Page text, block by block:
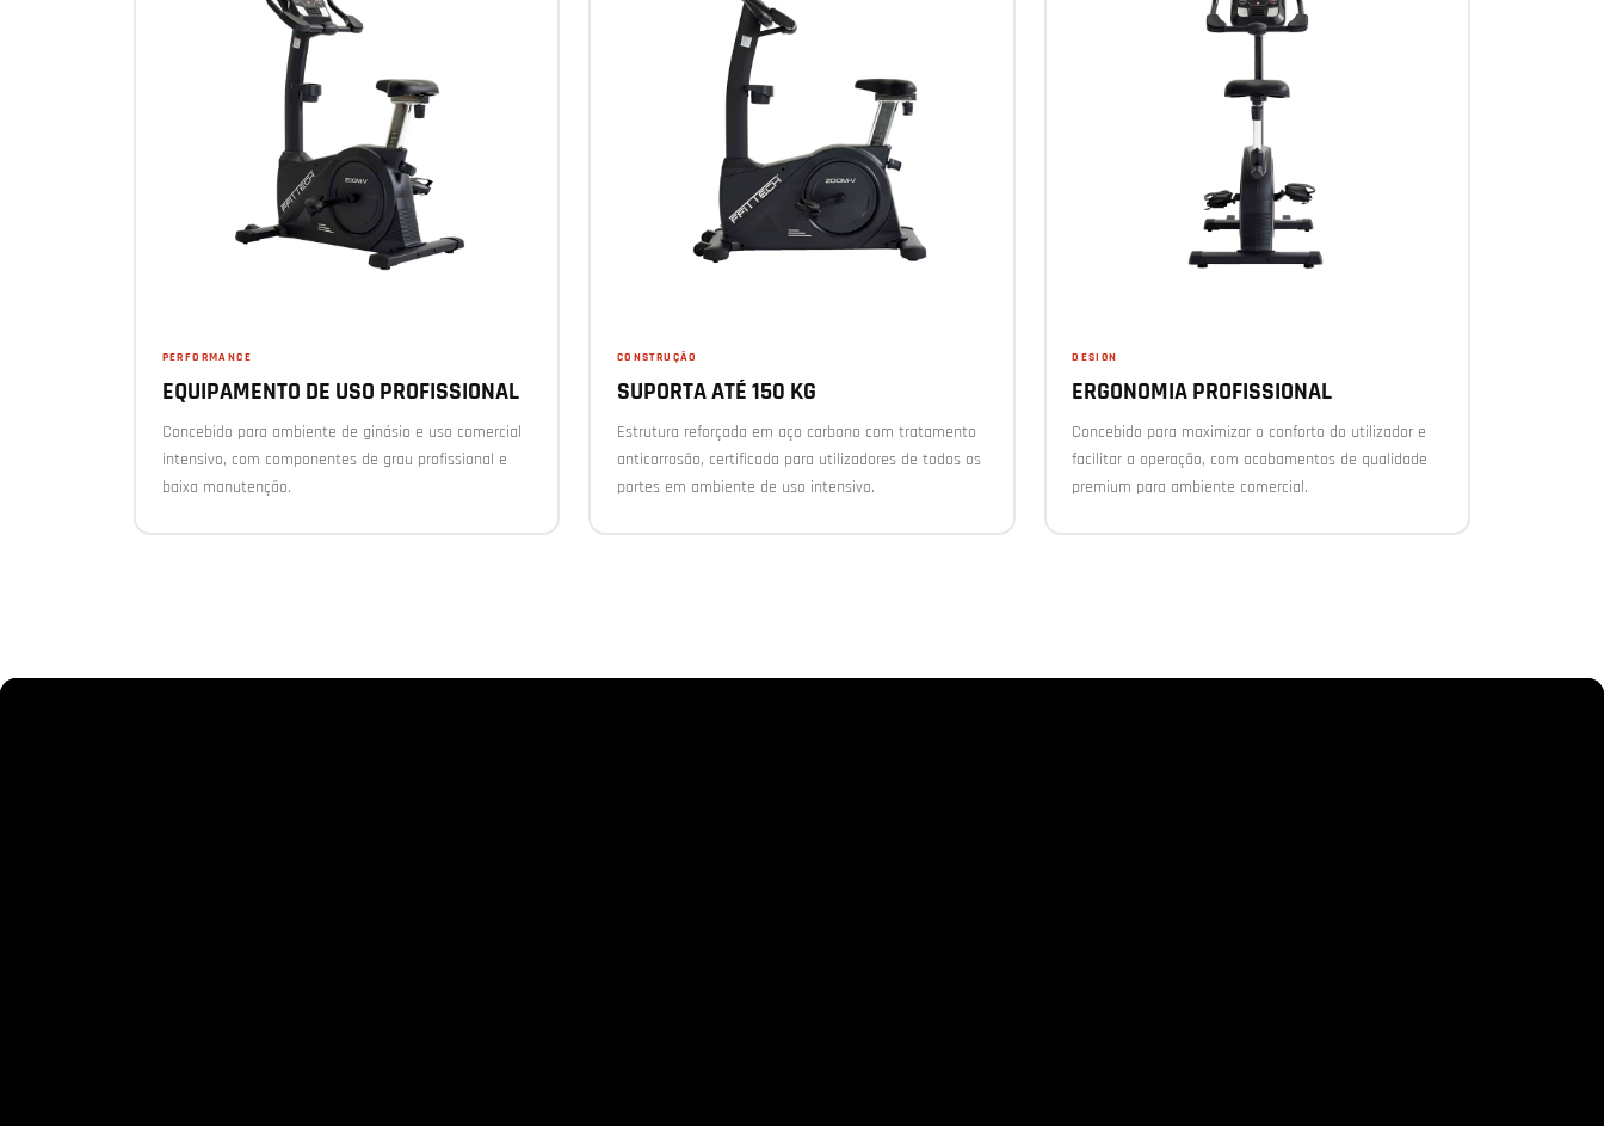
PERFORMANCE
EQUIPAMENTO DE USO PROFISSIONAL
Concebido para ambiente de ginásio e uso comercial
intensivo, com componentes de grau profissional e
baixa manutenção.
CONSTRUÇÃO
SUPORTA ATÉ 150 KG
Estrutura reforçada em aço carbono com tratamento
anticorrosão, certificada para utilizadores de todos os
portes em ambiente de uso intensivo.
DESIGN
ERGONOMIA PROFISSIONAL
Concebido para maximizar o conforto do utilizador e
facilitar a operação, com acabamentos de qualidade
premium para ambiente comercial.